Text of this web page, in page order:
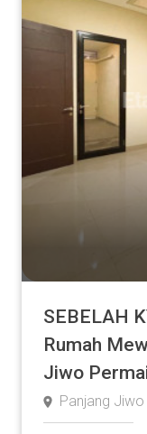
SEBELAH
Rumah
Jiwo
Panjang